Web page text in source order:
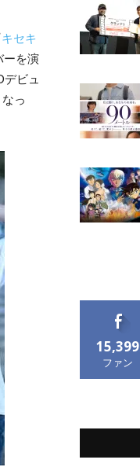
キセキ
ーを演
ビュ
っ
15,399
ファン